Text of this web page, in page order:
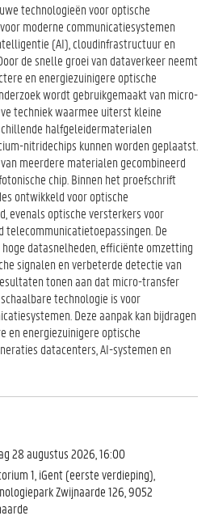
technologieën voor optische
moderne communicatiesystemen
(AI), cloudinfrastructuur en
de snelle groei van dataverkeer neemt
en energiezuinigere optische
wordt gebruikgemaakt van micro-
techniek waarmee uiterst kleine
halfgeleidermaterialen
nitridechips kunnen worden geplaatst.
meerdere materialen gecombineerd
chip. Binnen het proefschrift
ontwikkeld voor optische
evenals optische versterkers voor
telecommunicatietoepassingen. De
datasnelheden, efficiënte omzetting
signalen en verbeterde detectie van
tonen aan dat micro-transfer
technologie is voor
Deze aanpak kan bijdragen
en energiezuinigere optische
datacenters, AI-systemen en
28 augustus 2026, 16:00
1, iGent (eerste verdieping),
Zwijnaarde 126, 9052